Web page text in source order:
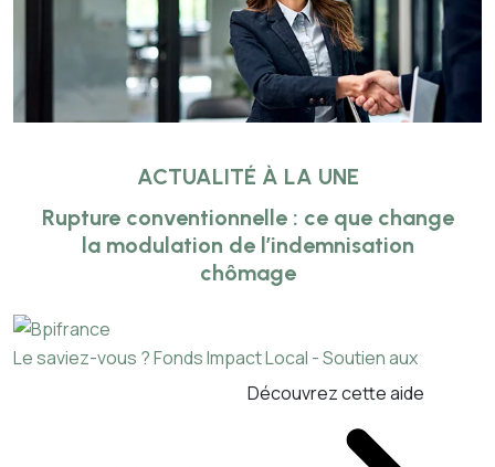
ACTUALITÉ À LA UNE
Rupture conventionnelle : ce que change
la modulation de l’indemnisation
chômage
Le saviez-vous ?Fonds Impact Local - Soutien aux
Découvrez cette aide